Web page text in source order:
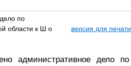
по
области к Ш о
версия для печати
административное дело по